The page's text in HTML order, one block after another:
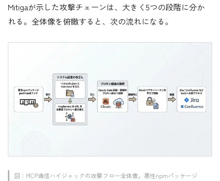
Mitigaが示した攻撃チェーンは、大きく5つの段階に分か
れる。全体像を俯瞰すると、次の流れになる。
図：MCP通信ハイジャックの攻撃フロー全体像。悪性npmパッケージ